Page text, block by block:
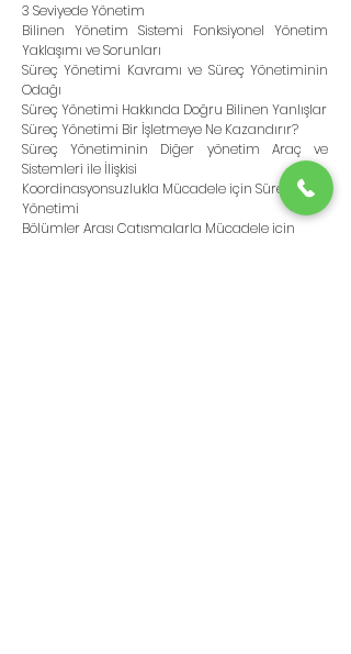
3 Seviyede Yönetim
Bilinen Yönetim Sistemi Fonksiyonel Yönetim
Yaklaşımı ve Sorunları
Süreç Yönetimi Kavramı ve Süreç Yönetiminin
Odağı
Süreç Yönetimi Hakkında Doğru Bilinen Yanlışlar
Süreç Yönetimi Bir İşletmeye Ne Kazandırır?
Süreç Yönetiminin Diğer yönetim Araç ve
Sistemleri ile İlişkisi
Koordinasyonsuzlukla Mücadele için Süreç
Yönetimi
Bölümler Arası Çatışmalarla Mücadele için